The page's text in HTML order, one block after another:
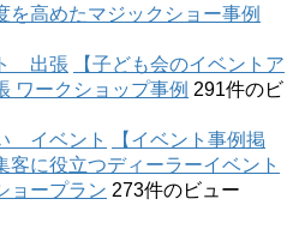
を高めたマジックショー事例
【子ども会のイベントア
ワークショップ事例 291件のビ
【イベント事例掲
客に役立つディーラーイベント
ョープラン 273件のビュー